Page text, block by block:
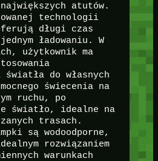
atutów.
technologii
długi czas
ładowaniu. W
użytkownik ma
do własnych
świecenia na
ruchu, po
światło, idealne na
trasach.
są wodoodporne,
rozwiązaniem
warunkach